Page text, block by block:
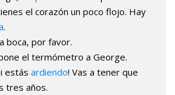
el corazón un poco flojo. Hay
.
boca, por favor.
el termómetro a George.
estás ardiendo! Vas a tener que
tres años.